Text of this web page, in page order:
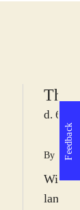
The
d. 6.
By
Wii U.
lange
Feedback